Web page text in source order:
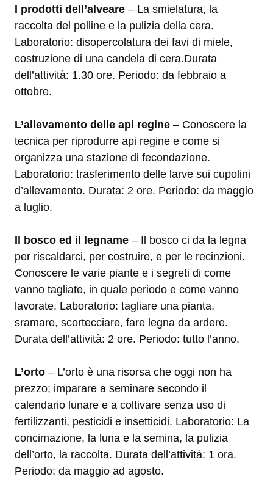
I prodotti dell’alveare – La smielatura, la
raccolta del polline e la pulizia della cera.
Laboratorio: disopercolatura dei favi di miele,
costruzione di una candela di cera.Durata
dell’attività: 1.30 ore. Periodo: da febbraio a
ottobre.
L’allevamento delle api regine – Conoscere la
tecnica per riprodurre api regine e come si
organizza una stazione di fecondazione.
Laboratorio: trasferimento delle larve sui cupolini
d’allevamento. Durata: 2 ore. Periodo: da maggio
a luglio.
Il bosco ed il legname – Il bosco ci da la legna
per riscaldarci, per costruire, e per le recinzioni.
Conoscere le varie piante e i segreti di come
vanno tagliate, in quale periodo e come vanno
lavorate. Laboratorio: tagliare una pianta,
sramare, scortecciare, fare legna da ardere.
Durata dell’attività: 2 ore. Periodo: tutto l’anno.
L’orto – L’orto è una risorsa che oggi non ha
prezzo; imparare a seminare secondo il
calendario lunare e a coltivare senza uso di
fertilizzanti, pesticidi e insetticidi. Laboratorio: La
concimazione, la luna e la semina, la pulizia
dell’orto, la raccolta. Durata dell’attività: 1 ora.
Periodo: da maggio ad agosto.